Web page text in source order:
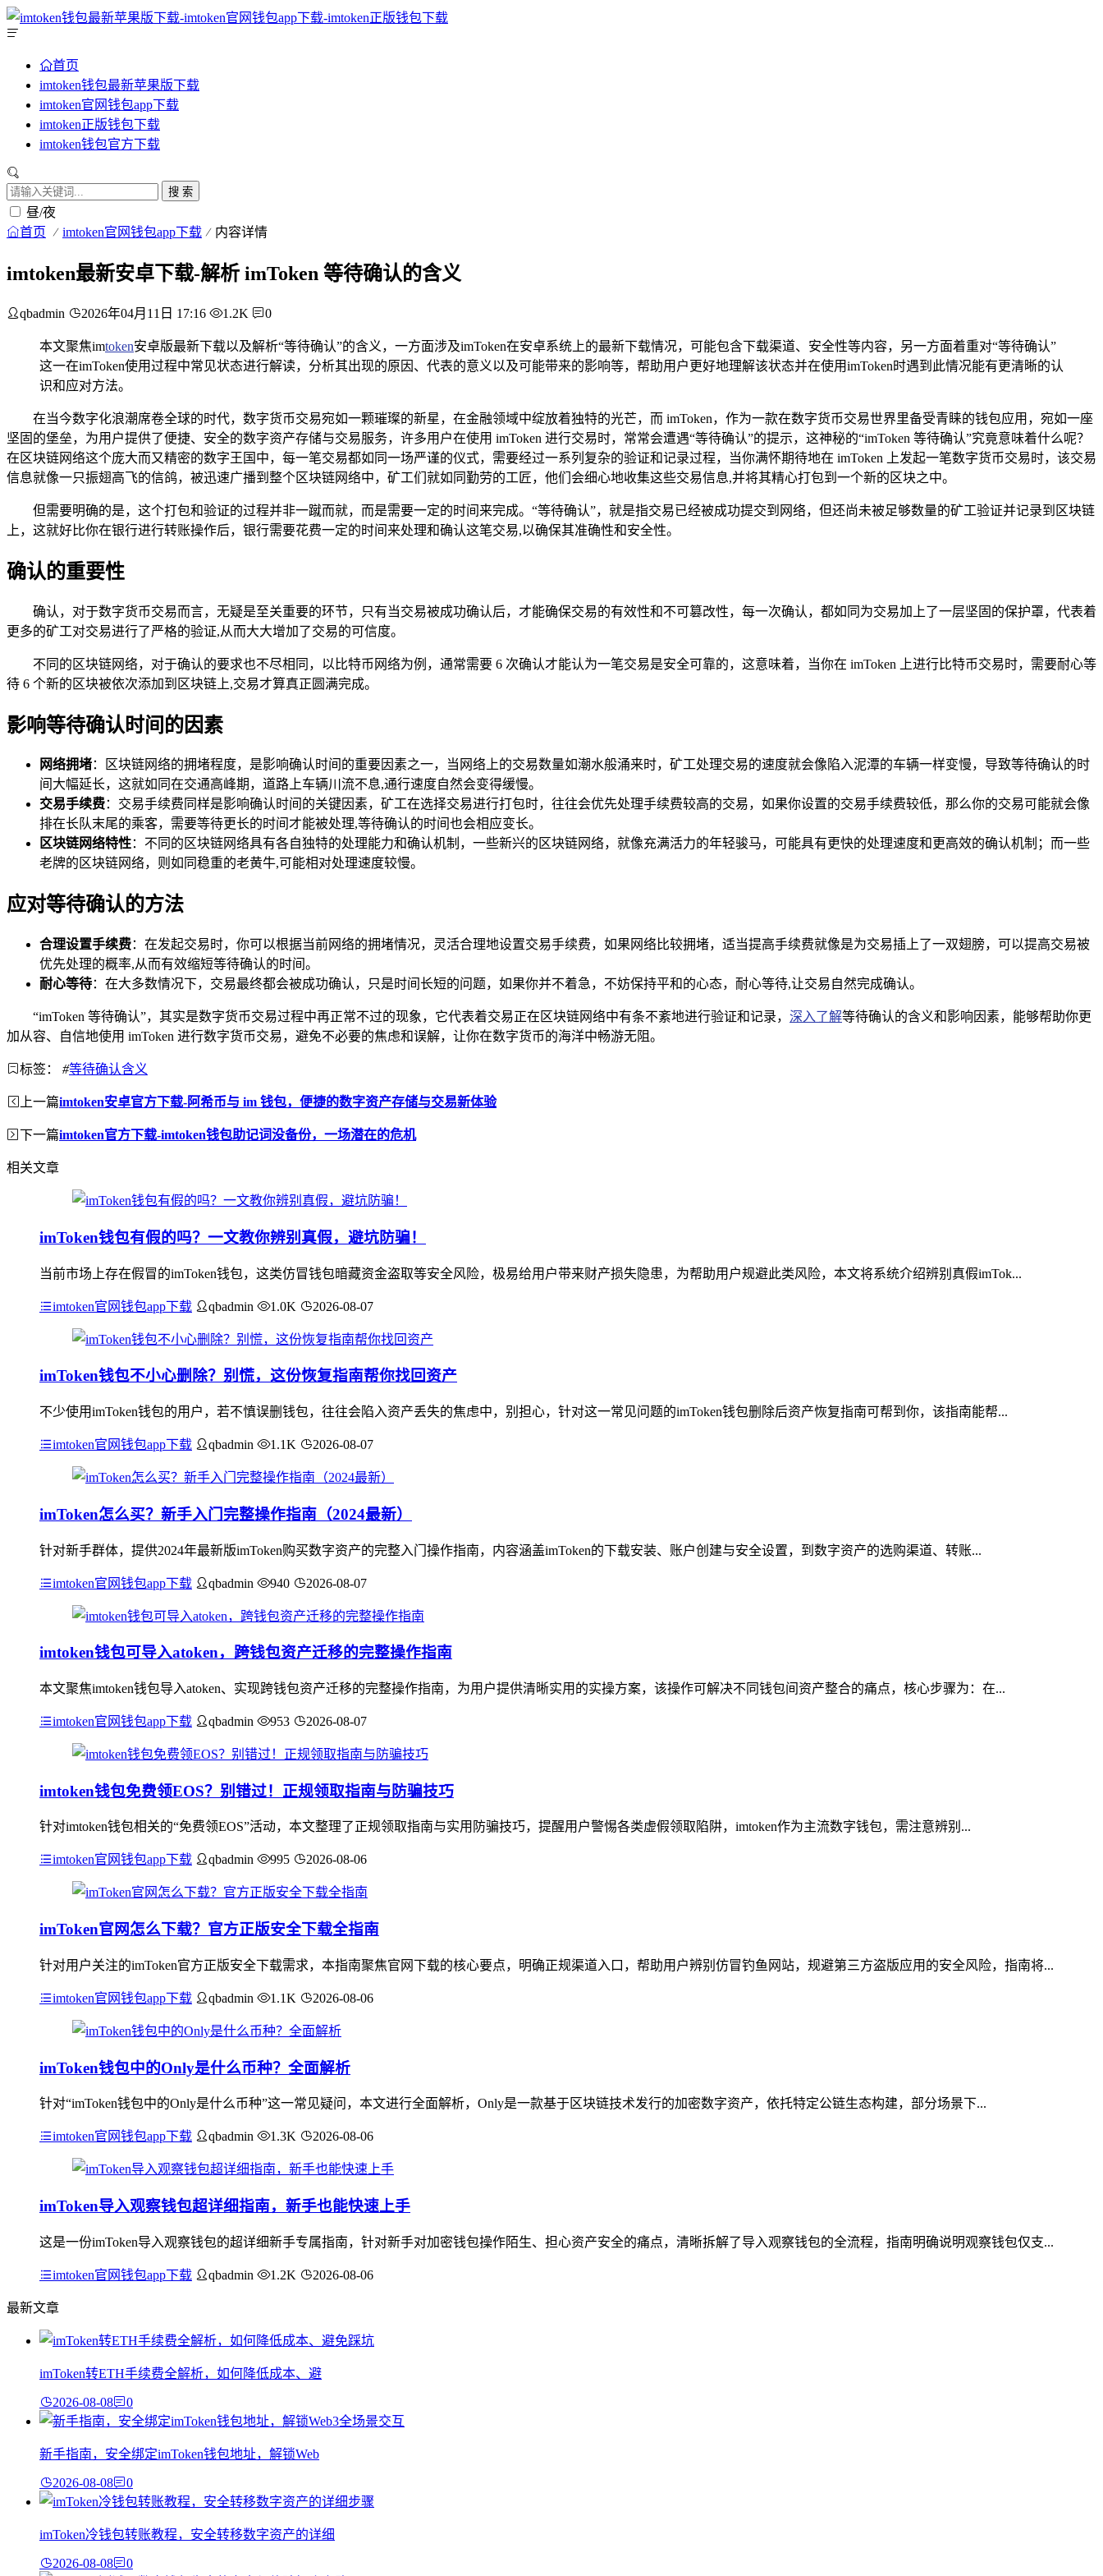
首页
imtoken钱包最新苹果版下载
imtoken官网钱包app下载
imtoken正版钱包下载
imtoken钱包官方下载
搜 索
昼/夜
首页 imtoken官网钱包app下载 内容详情
imtoken最新安卓下载-解析 imToken 等待确认的含义
qbadmin 2026年04月11日 17:16 1.2K 0
本文聚焦imtoken安卓版最新下载以及解析“等待确认”的含义，一方面涉及imToken在安卓系统上的最新下载情况，可能包含下载渠道、安全性等内容，另一方面着重对“等待确认”
这一在imToken使用过程中常见状态进行解读，分析其出现的原因、代表的意义以及可能带来的影响等，帮助用户更好地理解该状态并在使用imToken时遇到此情况能有更清晰的认
识和应对方法。
在当今数字化浪潮席卷全球的时代，数字货币交易宛如一颗璀璨的新星，在金融领域中绽放着独特的光芒，而 imToken，作为一款在数字货币交易世界里备受青睐的钱包应用，宛如一座
坚固的堡垒，为用户提供了便捷、安全的数字资产存储与交易服务，许多用户在使用 imToken 进行交易时，常常会遭遇“等待确认”的提示，这神秘的“imToken 等待确认”究竟意味着什么呢？
在区块链网络这个庞大而又精密的数字王国中，每一笔交易都如同一场严谨的仪式，需要经过一系列复杂的验证和记录过程，当你满怀期待地在 imToken 上发起一笔数字货币交易时，该交易
信息就像一只振翅高飞的信鸽，被迅速广播到整个区块链网络中，矿工们就如同勤劳的工匠，他们会细心地收集这些交易信息,并将其精心打包到一个新的区块之中。
但需要明确的是，这个打包和验证的过程并非一蹴而就，而是需要一定的时间来完成。“等待确认”，就是指交易已经被成功提交到网络，但还尚未被足够数量的矿工验证并记录到区块链
上，这就好比你在银行进行转账操作后，银行需要花费一定的时间来处理和确认这笔交易,以确保其准确性和安全性。
确认的重要性
确认，对于数字货币交易而言，无疑是至关重要的环节，只有当交易被成功确认后，才能确保交易的有效性和不可篡改性，每一次确认，都如同为交易加上了一层坚固的保护罩，代表着
更多的矿工对交易进行了严格的验证,从而大大增加了交易的可信度。
不同的区块链网络，对于确认的要求也不尽相同，以比特币网络为例，通常需要 6 次确认才能认为一笔交易是安全可靠的，这意味着，当你在 imToken 上进行比特币交易时，需要耐心等
待 6 个新的区块被依次添加到区块链上,交易才算真正圆满完成。
影响等待确认时间的因素
网络拥堵：区块链网络的拥堵程度，是影响确认时间的重要因素之一，当网络上的交易数量如潮水般涌来时，矿工处理交易的速度就会像陷入泥潭的车辆一样变慢，导致等待确认的时
间大幅延长，这就如同在交通高峰期，道路上车辆川流不息,通行速度自然会变得缓慢。
交易手续费：交易手续费同样是影响确认时间的关键因素，矿工在选择交易进行打包时，往往会优先处理手续费较高的交易，如果你设置的交易手续费较低，那么你的交易可能就会像
排在长队末尾的乘客，需要等待更长的时间才能被处理,等待确认的时间也会相应变长。
区块链网络特性：不同的区块链网络具有各自独特的处理能力和确认机制，一些新兴的区块链网络，就像充满活力的年轻骏马，可能具有更快的处理速度和更高效的确认机制；而一些
老牌的区块链网络，则如同稳重的老黄牛,可能相对处理速度较慢。
应对等待确认的方法
合理设置手续费：在发起交易时，你可以根据当前网络的拥堵情况，灵活合理地设置交易手续费，如果网络比较拥堵，适当提高手续费就像是为交易插上了一双翅膀，可以提高交易被
优先处理的概率,从而有效缩短等待确认的时间。
耐心等待：在大多数情况下，交易最终都会被成功确认，只是时间长短的问题，如果你并不着急，不妨保持平和的心态，耐心等待,让交易自然完成确认。
“imToken 等待确认”，其实是数字货币交易过程中再正常不过的现象，它代表着交易正在区块链网络中有条不紊地进行验证和记录， 深入了解等待确认的含义和影响因素，能够帮助你更
加从容、自信地使用 imToken 进行数字货币交易，避免不必要的焦虑和误解，让你在数字货币的海洋中畅游无阻。
标签： #等待确认含义
上一篇imtoken安卓官方下载-阿希币与 im 钱包，便捷的数字资产存储与交易新体验
下一篇imtoken官方下载-imtoken钱包助记词没备份，一场潜在的危机
相关文章
imToken钱包有假的吗？一文教你辨别真假，避坑防骗！
当前市场上存在假冒的imToken钱包，这类仿冒钱包暗藏资金盗取等安全风险，极易给用户带来财产损失隐患，为帮助用户规避此类风险，本文将系统介绍辨别真假imTok...
imtoken官网钱包app下载 qbadmin 1.0K 2026-08-07
imToken钱包不小心删除？别慌，这份恢复指南帮你找回资产
不少使用imToken钱包的用户，若不慎误删钱包，往往会陷入资产丢失的焦虑中，别担心，针对这一常见问题的imToken钱包删除后资产恢复指南可帮到你，该指南能帮...
imtoken官网钱包app下载 qbadmin 1.1K 2026-08-07
imToken怎么买？新手入门完整操作指南（2024最新）
针对新手群体，提供2024年最新版imToken购买数字资产的完整入门操作指南，内容涵盖imToken的下载安装、账户创建与安全设置，到数字资产的选购渠道、转账...
imtoken官网钱包app下载 qbadmin 940 2026-08-07
imtoken钱包可导入atoken，跨钱包资产迁移的完整操作指南
本文聚焦imtoken钱包导入atoken、实现跨钱包资产迁移的完整操作指南，为用户提供清晰实用的实操方案，该操作可解决不同钱包间资产整合的痛点，核心步骤为：在...
imtoken官网钱包app下载 qbadmin 953 2026-08-07
imtoken钱包免费领EOS？别错过！正规领取指南与防骗技巧
针对imtoken钱包相关的“免费领EOS”活动，本文整理了正规领取指南与实用防骗技巧，提醒用户警惕各类虚假领取陷阱，imtoken作为主流数字钱包，需注意辨别...
imtoken官网钱包app下载 qbadmin 995 2026-08-06
imToken官网怎么下载？官方正版安全下载全指南
针对用户关注的imToken官方正版安全下载需求，本指南聚焦官网下载的核心要点，明确正规渠道入口，帮助用户辨别仿冒钓鱼网站，规避第三方盗版应用的安全风险，指南将...
imtoken官网钱包app下载 qbadmin 1.1K 2026-08-06
imToken钱包中的Only是什么币种？全面解析
针对“imToken钱包中的Only是什么币种”这一常见疑问，本文进行全面解析，Only是一款基于区块链技术发行的加密数字资产，依托特定公链生态构建，部分场景下...
imtoken官网钱包app下载 qbadmin 1.3K 2026-08-06
imToken导入观察钱包超详细指南，新手也能快速上手
这是一份imToken导入观察钱包的超详细新手专属指南，针对新手对加密钱包操作陌生、担心资产安全的痛点，清晰拆解了导入观察钱包的全流程，指南明确说明观察钱包仅支...
imtoken官网钱包app下载 qbadmin 1.2K 2026-08-06
最新文章
imToken转ETH手续费全解析，如何降低成本、避
2026-08-08 0
新手指南，安全绑定imToken钱包地址，解锁Web
2026-08-08 0
imToken冷钱包转账教程，安全转移数字资产的详细
2026-08-08 0